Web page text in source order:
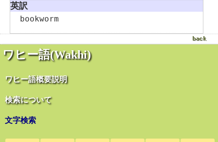
ワヒー語(Wakhi)
ワヒー語概要説明
検索について
文字検索
英訳
bookworm